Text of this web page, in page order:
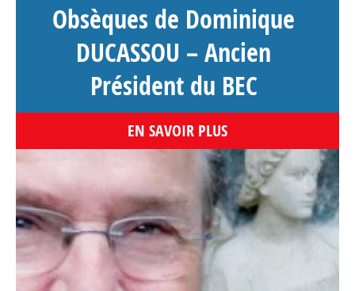
Obsèques de Dominique
DUCASSOU – Ancien
Président du BEC
EN SAVOIR PLUS